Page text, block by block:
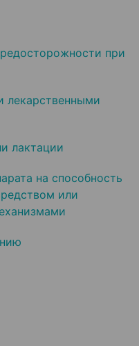
при
лекарственными
лактации
на способность
или